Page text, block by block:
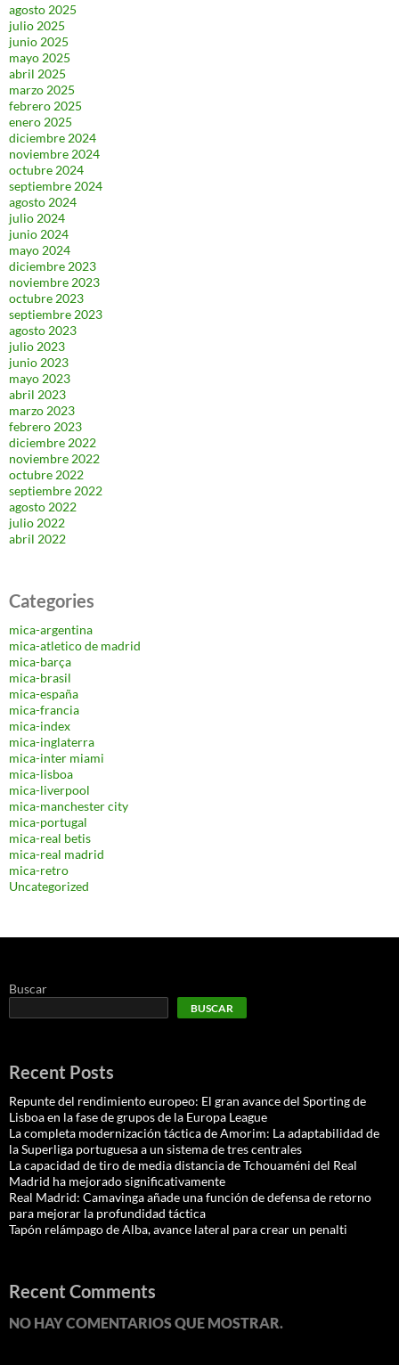
agosto 2025
julio 2025
junio 2025
mayo 2025
abril 2025
marzo 2025
febrero 2025
enero 2025
diciembre 2024
noviembre 2024
octubre 2024
septiembre 2024
agosto 2024
julio 2024
junio 2024
mayo 2024
diciembre 2023
noviembre 2023
octubre 2023
septiembre 2023
agosto 2023
julio 2023
junio 2023
mayo 2023
abril 2023
marzo 2023
febrero 2023
diciembre 2022
noviembre 2022
octubre 2022
septiembre 2022
agosto 2022
julio 2022
abril 2022
Categories
mica-argentina
mica-atletico de madrid
mica-barça
mica-brasil
mica-españa
mica-francia
mica-index
mica-inglaterra
mica-inter miami
mica-lisboa
mica-liverpool
mica-manchester city
mica-portugal
mica-real betis
mica-real madrid
mica-retro
Uncategorized
Buscar
BUSCAR
Recent Posts
Repunte del rendimiento europeo: El gran avance del Sporting de
Lisboa en la fase de grupos de la Europa League
La completa modernización táctica de Amorim: La adaptabilidad de
la Superliga portuguesa a un sistema de tres centrales
La capacidad de tiro de media distancia de Tchouaméni del Real
Madrid ha mejorado significativamente
Real Madrid: Camavinga añade una función de defensa de retorno
para mejorar la profundidad táctica
Tapón relámpago de Alba, avance lateral para crear un penalti
Recent Comments
NO HAY COMENTARIOS QUE MOSTRAR.